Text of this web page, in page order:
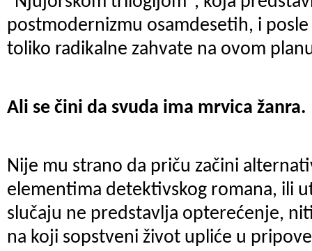
postmodernizmu osamdesetih, i
toliko radikalne zahvate na ovom
Ali se čini da svuda ima mrvica žanra.
Nije mu strano da priču začini
elementima detektivskog romana, ili
slučaju ne predstavlja opterećenje,
na koji sopstveni život upliće u